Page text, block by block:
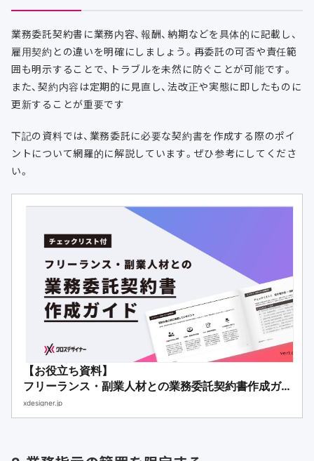
業務委託契約書に業務内容、報酬、納期などを具体的に記載し、
雇用契約との違いを明確にしましょう。再委託の可否や責任範
囲も明示することで、トラブルを未然に防ぐことが可能です。
また、契約内容は定期的に見直し、法改正や実態に即したものに
更新することが重要です
下記の資料では、業務委託に必要な契約書を作成する際のポイ
ントについて網羅的に解説しています。ぜひ参考にしてくださ
い。
【お役立ち資料】
フリーランス・副業人材との業務委託契約書作成ガ
イド
xdesigner.jp